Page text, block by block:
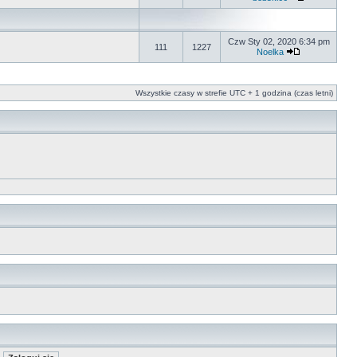
111 1227
Czw Sty 02, 2020 6:34 pm
Noelka
Wszystkie czasy w strefie UTC + 1 godzina (czas letni)